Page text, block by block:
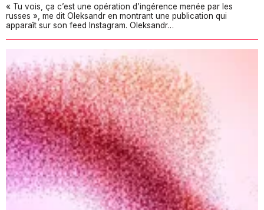
« Tu vois, ça c’est une opération d’ingérence menée par les
russes », me dit Oleksandr en montrant une publication qui
apparaît sur son feed Instagram. Oleksandr…